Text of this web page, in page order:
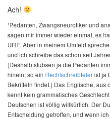
Ach!
¹Pedanten, Zwangsneurotiker und
sagen mir immer wieder einmal, es
URI“. Aber in meinem Umfeld
und ich schreibe das schon seit
(Deshalb stubsen ja die Pedanten
hinein; so ein Rechtschreibfelerist ja
Bekritteln findet.) Das Englische, aus
kennt kein grammatisches
Deutschen ist völlig willkürlich. Der
Entscheidung getroffen, und wenn